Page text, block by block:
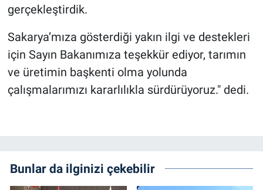
gerçekleştirdik.
Sakarya’mıza gösterdiği yakın ilgi ve destekleri
için Sayın Bakanımıza teşekkür ediyor, tarımın
ve üretimin başkenti olma yolunda
çalışmalarımızı kararlılıkla sürdürüyoruz." dedi.
Bunlar da ilginizi çekebilir